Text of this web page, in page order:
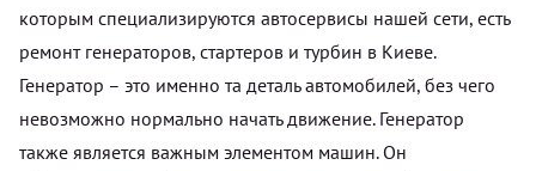
которым специализируются автосервисы нашей сети, есть
ремонт генераторов, стартеров и турбин в Киеве.
Генератор – это именно та деталь автомобилей, без чего
невозможно нормально начать движение. Генератор
также является важным элементом машин. Он